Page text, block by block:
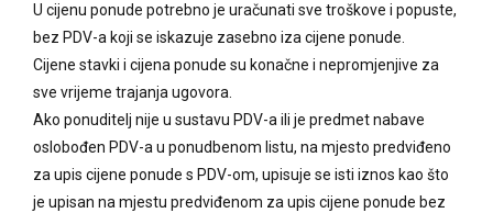
U cijenu ponude potrebno je uračunati sve troškove i popuste,
bez PDV-a koji se iskazuje zasebno iza cijene ponude.
Cijene stavki i cijena ponude su konačne i nepromjenjive za
sve vrijeme trajanja ugovora.
Ako ponuditelj nije u sustavu PDV-a ili je predmet nabave
oslobođen PDV-a u ponudbenom listu, na mjesto predviđeno
za upis cijene ponude s PDV-om, upisuje se isti iznos kao što
je upisan na mjestu predviđenom za upis cijene ponude bez